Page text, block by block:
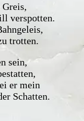
verspotten.
trotten.
sein,
er mein
Schatten.